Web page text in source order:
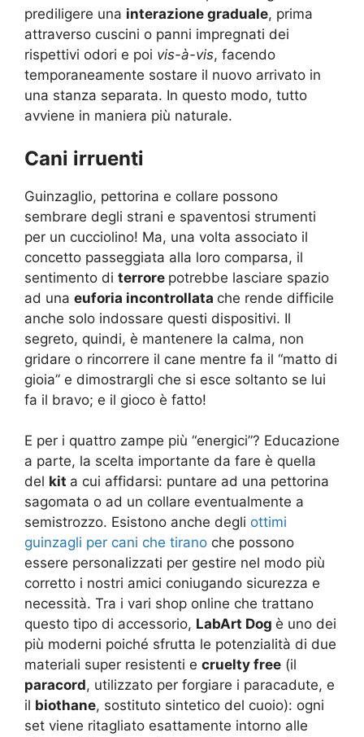
prediligere una interazione graduale, prima
attraverso cuscini o panni impregnati dei
rispettivi odori e poi vis-à-vis, facendo
temporaneamente sostare il nuovo arrivato in
una stanza separata. In questo modo, tutto
avviene in maniera più naturale.
Cani irruenti
Guinzaglio, pettorina e collare possono
sembrare degli strani e spaventosi strumenti
per un cucciolino! Ma, una volta associato il
concetto passeggiata alla loro comparsa, il
sentimento di terrore potrebbe lasciare spazio
ad una euforia incontrollata che rende difficile
anche solo indossare questi dispositivi. Il
segreto, quindi, è mantenere la calma, non
gridare o rincorrere il cane mentre fa il “matto di
gioia” e dimostrargli che si esce soltanto se lui
fa il bravo; e il gioco è fatto!
E per i quattro zampe più “energici”? Educazione
a parte, la scelta importante da fare è quella
del kit a cui affidarsi: puntare ad una pettorina
sagomata o ad un collare eventualmente a
semistrozzo. Esistono anche degli ottimi
guinzagli per cani che tirano che possono
essere personalizzati per gestire nel modo più
corretto i nostri amici coniugando sicurezza e
necessità. Tra i vari shop online che trattano
questo tipo di accessorio, LabArt Dog è uno dei
più moderni poiché sfrutta le potenzialità di due
materiali super resistenti e cruelty free (il
paracord, utilizzato per forgiare i paracadute, e
il biothane, sostituto sintetico del cuoio): ogni
set viene ritagliato esattamente intorno alle